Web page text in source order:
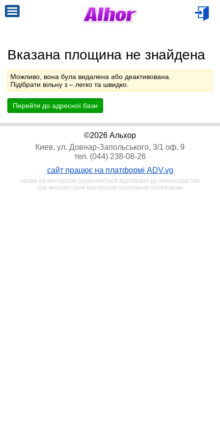
Вказана площина не знайдена
Можливо, вона була видалена або деактивована.
Підібрати вільну з – легко та швидко.
Перейти до адресної бази
©2026 Альхор
Киев, ул. Довнар-Запольського, 3/1 оф. 9
тел. (044) 238-08-26
сайт працює на платформі ADV.vg
права на матеріали охороняються відповідно до законодавства
при використанні матеріалів посилання обов'язкове